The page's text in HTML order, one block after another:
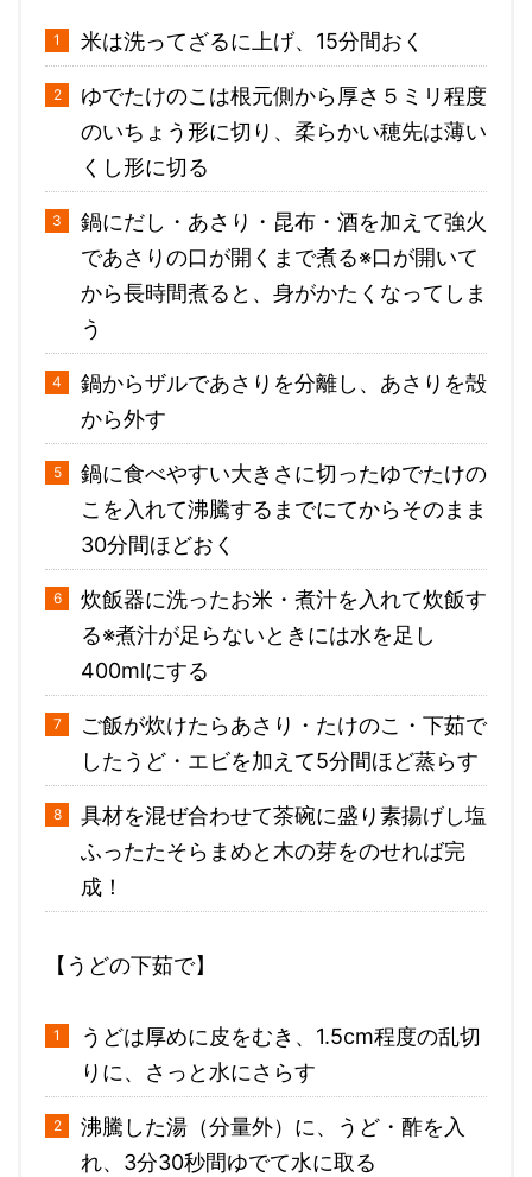
米は洗ってざるに上げ、15分間おく
ゆでたけのこは根元側から厚さ５ミリ程度
のいちょう形に切り、柔らかい穂先は薄い
くし形に切る
鍋にだし・あさり・昆布・酒を加えて強火
であさりの口が開くまで煮る※口が開いて
から長時間煮ると、身がかたくなってしま
う
鍋からザルであさりを分離し、あさりを殻
から外す
鍋に食べやすい大きさに切ったゆでたけの
こを入れて沸騰するまでにてからそのまま
30分間ほどおく
炊飯器に洗ったお米・煮汁を入れて炊飯す
る※煮汁が足らないときには水を足し
400mlにする
ご飯が炊けたらあさり・たけのこ・下茹で
したうど・エビを加えて5分間ほど蒸らす
具材を混ぜ合わせて茶碗に盛り素揚げし塩
ふったたそらまめと木の芽をのせれば完
成！
【うどの下茹で】
うどは厚めに皮をむき、1.5cm程度の乱切
りに、さっと水にさらす
沸騰した湯（分量外）に、うど・酢を入
れ、3分30秒間ゆでて水に取る